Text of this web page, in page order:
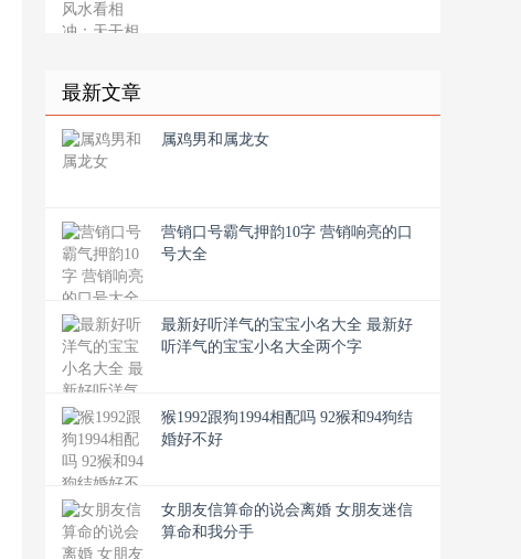
最新文章
属鸡男和属龙女
营销口号霸气押韵10字 营销响亮的口
号大全
最新好听洋气的宝宝小名大全 最新好
听洋气的宝宝小名大全两个字
猴1992跟狗1994相配吗 92猴和94狗结
婚好不好
女朋友信算命的说会离婚 女朋友迷信
算命和我分手